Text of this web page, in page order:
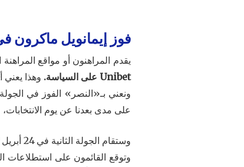
فوز إيمانويل ماكرون
يقدم المراهنون أو مواقع المراهنة
Unibet على السياسة.
وهذا يعني
ونعني بـ«النصر» الفوز في
على مدى بعدنا عن يوم
وستقام الجولة الثانية في 24 أبريل 2022. وجاء إيمانويل ماكرون ومارين لوبان في المركز الأول في الجولة الأولى.